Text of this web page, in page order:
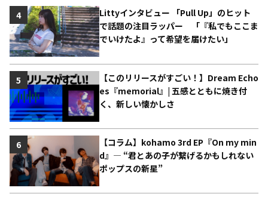
Littyインタビュー 「Pull Up」のヒット
で話題の注目ラッパー 「『私でもここま
でいけたよ』って希望を届けたい」
4
【このリリースがすごい！】Dream Echo
es『memorial』| 五感とともに焼き付
く、新しい懐かしさ
5
【コラム】kohamo 3rd EP『On my min
d』― “君とあの子が繋げるかもしれない
ポップスの新星”
6